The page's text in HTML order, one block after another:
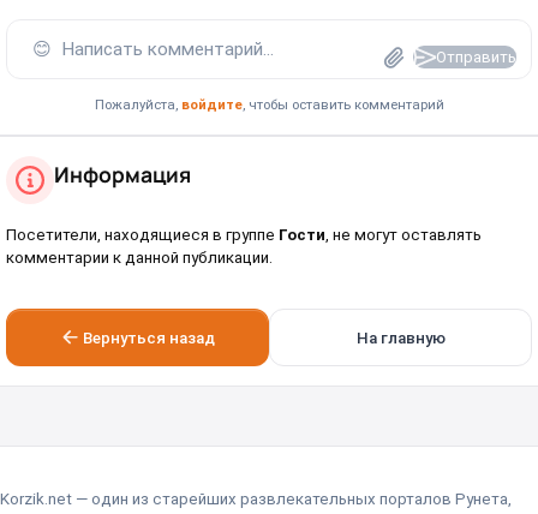
😊 Написать комментарий... Отправить
Пожалуйста, войдите, чтобы оставить комментарий
Информация
Посетители, находящиеся в группе Гости, не могут оставлять
комментарии к данной публикации.
Вернуться назад На главную
Korzik.net — один из старейших развлекательных порталов Рунета,